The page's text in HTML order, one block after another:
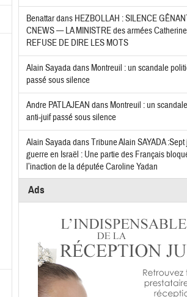
Benattardans HEZBOLLAH : SILENCE
CNEWS — LA MINISTRE des armées
REFUSE DE DIRE LES MOTS
Alain Sayadadans Montreuil : un scandale
passé sous silence
Andre PATLAJEAN dans Montreuil : un
anti-juif passé sous silence
Alain SayadadansTribune Alain SAYADA
guerre en Israël : Une partie des Français
l’inaction de la députée Caroline Yadan
Ads